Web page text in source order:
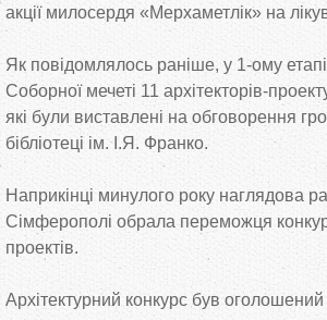
акції милосердя «Мерхаметлік» на
Як повідомлялось раніше, у 1-ому
Соборної мечеті 11 архітекторів-
які були виставлені на обговорення
бібліотеці ім. І.Я. Франко.
Наприкінці минулого року наглядова
Сімферополі обрала переможця
проектів.
Архітектурний конкурс був оголошений